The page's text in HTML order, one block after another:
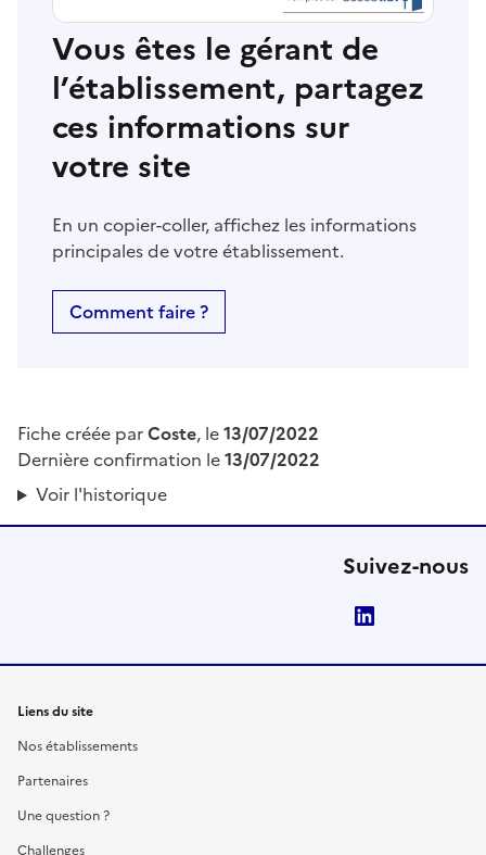
Vous êtes le gérant de
l’établissement, partagez
ces informations sur
votre site
En un copier-coller, affichez les informations
principales de votre établissement.
Comment faire ?
Fiche créée parCoste, le13/07/2022
Dernière confirmation le13/07/2022
Voir l'historique
Suivez-nous
Liens du site
Nos établissements
Partenaires
Une question ?
Challenges